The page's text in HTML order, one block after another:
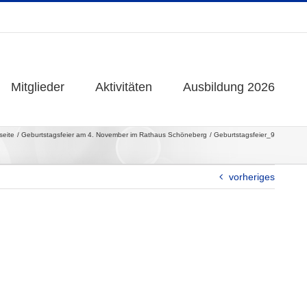
Mitglieder Aktivitäten Ausbildung 2026
Mitglieder Aktivitäten Ausbildung 2026
Geburtstagsfeier am 4. November im Rathaus Schöneberg Geburtstagsfeier_9
vorheriges